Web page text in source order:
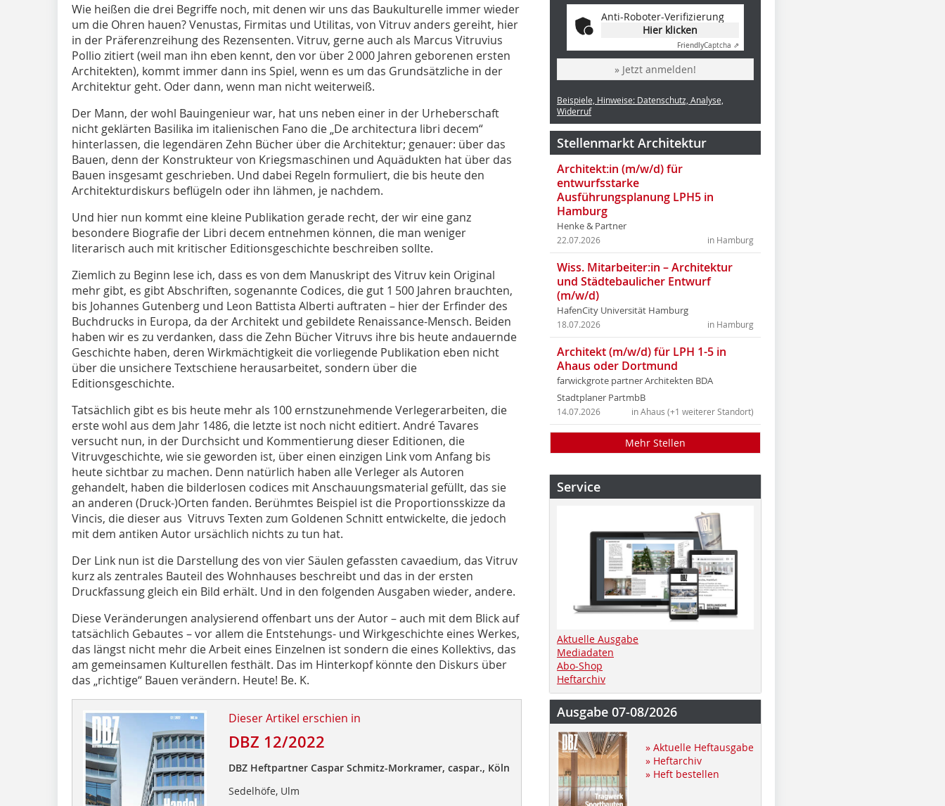
Wie heißen die drei Begriffe noch, mit denen wir uns das Baukulturelle immer wieder
um die Ohren hauen? Venustas, Firmitas und Utilitas, von Vitruv anders gereiht, hier
in der Präferenzreihung des Rezensenten. Vitruv, gerne auch als Marcus Vitruvius
Pollio zitiert (weil man ihn eben kennt, den vor über 2 000 Jahren geborenen ersten
Architekten), kommt immer dann ins Spiel, wenn es um das Grundsätzliche in der
Architektur geht. Oder dann, wenn man nicht weiterweiß.
Der Mann, der wohl Bauingenieur war, hat uns neben einer in der Urheberschaft
nicht geklärten Basilika im italienischen Fano die „De architectura libri decem“
hinterlassen, die legendären Zehn Bücher über die Architektur; genauer: über das
Bauen, denn der Konstrukteur von Kriegsmaschinen und Aquädukten hat über das
Bauen insgesamt geschrieben. Und dabei Regeln formuliert, die bis heute den
Architekturdiskurs beflügeln oder ihn lähmen, je nachdem.
Und hier nun kommt eine kleine Publikation gerade recht, der wir eine ganz
besondere Biografie der Libri decem entnehmen können, die man weniger
literarisch auch mit kritischer Editionsgeschichte beschreiben sollte.
Ziemlich zu Beginn lese ich, dass es von dem Manuskript des Vitruv kein Original
mehr gibt, es gibt Abschriften, sogenannte Codices, die gut 1 500 Jahren brauchten,
bis Johannes Gutenberg und Leon Battista Alberti auftraten – hier der Erfinder des
Buchdrucks in Europa, da der Architekt und gebildete Renaissance-Mensch. Beiden
haben wir es zu verdanken, dass die Zehn Bücher Vitruvs ihre bis heute andauernde
Geschichte haben, deren Wirkmächtigkeit die vorliegende Publikation eben nicht
über die unsichere Textschiene herausarbeitet, sondern über die
Editionsgeschichte.
Tatsächlich gibt es bis heute mehr als 100 ernstzunehmende Verlegerarbeiten, die
erste wohl aus dem Jahr 1486, die letzte ist noch nicht editiert. André Tavares
versucht nun, in der Durchsicht und Kommentierung dieser Editionen, die
Vitruvgeschichte, wie sie geworden ist, über einen einzigen Link vom Anfang bis
heute sichtbar zu ­machen. Denn natürlich haben alle Verleger als Autoren
gehandelt, haben die bilderlosen codices mit Anschauungsmaterial gefüllt, das sie
an anderen (Druck-)Orten fanden. Berühmtes Beispiel ist die Proportionsskizze da
Vincis, die dieser aus Vitruvs Texten zum Goldenen Schnitt entwickelte, die jedoch
mit dem antiken Autor ursächlich nichts zu tun hat.
Der Link nun ist die Darstellung des von vier Säulen gefassten cavaedium, das Vitruv
kurz als zentrales Bauteil des Wohnhauses beschreibt und das in der ersten
Druckfassung gleich ein Bild erhält. Und in den folgenden Ausgaben wieder, andere.
Diese Veränderungen analysierend offenbart uns der Autor – auch mit dem Blick auf
tatsächlich Gebautes – vor allem die Entstehungs- und Wirkgeschichte eines Werkes,
das längst nicht mehr die Arbeit eines Einzelnen ist sondern die eines Kollektivs, das
am gemeinsamen Kulturellen festhält. Das im Hinterkopf könnte den Diskurs über
das „richtige“ Bauen verändern. Heute! Be. K.
Dieser Artikel erschien in
DBZ 12/2022
DBZ Heftpartner Caspar Schmitz-Morkramer, caspar., Köln
Sedelhöfe, Ulm
Anti-Roboter-Verifizierung
Hier klicken
FriendlyCaptcha ⇗
» Jetzt anmelden!
Beispiele, Hinweise: Datenschutz, Analyse,
Widerruf
Stellenmarkt Architektur
Architekt:in (m/w/d) für
entwurfsstarke
Ausführungsplanung LPH5 in
Hamburg
Henke & Partner
in Hamburg
22.07.2026
Wiss. Mitarbeiter:in – Architektur
und Städtebaulicher Entwurf
(m/w/d)
HafenCity Universität Hamburg
in Hamburg
18.07.2026
Architekt (m/w/d) für LPH 1-5 in
Ahaus oder Dortmund
farwickgrote partner Architekten BDA
Stadtplaner PartmbB
in Ahaus (+1 weiterer Standort)
14.07.2026
Mehr Stellen
Service
Aktuelle Ausgabe
Mediadaten
Abo-Shop
Heftarchiv
Ausgabe 07-08/2026
» Aktuelle Heftausgabe
» Heftarchiv
» Heft bestellen